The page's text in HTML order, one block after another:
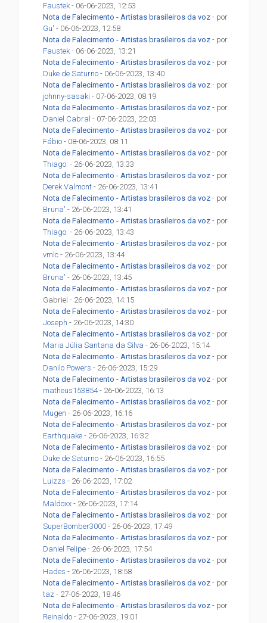
Faustek- 06-06-2023, 12:53
Nota de Falecimento - Artistas brasileiros da voz - por
Gu' - 06-06-2023, 12:58
Nota de Falecimento - Artistas brasileiros da voz - por
Faustek- 06-06-2023, 13:21
Nota de Falecimento - Artistas brasileiros da voz - por
Duke de Saturno - 06-06-2023, 13:40
Nota de Falecimento - Artistas brasileiros da voz - por
johnny-sasaki - 07-06-2023, 08:19
Nota de Falecimento - Artistas brasileiros da voz - por
Daniel Cabral - 07-06-2023, 22:03
Nota de Falecimento - Artistas brasileiros da voz - por
Fábio - 08-06-2023, 08:11
Nota de Falecimento - Artistas brasileiros da voz - por
Thiago. - 26-06-2023, 13:33
Nota de Falecimento - Artistas brasileiros da voz - por
Derek Valmont - 26-06-2023, 13:41
Nota de Falecimento - Artistas brasileiros da voz - por
Bruna' - 26-06-2023, 13:41
Nota de Falecimento - Artistas brasileiros da voz - por
Thiago. - 26-06-2023, 13:43
Nota de Falecimento - Artistas brasileiros da voz - por
vmlc - 26-06-2023, 13:44
Nota de Falecimento - Artistas brasileiros da voz - por
Bruna' - 26-06-2023, 13:45
Nota de Falecimento - Artistas brasileiros da voz - por
Gabriel - 26-06-2023, 14:15
Nota de Falecimento - Artistas brasileiros da voz - por
Joseph - 26-06-2023, 14:30
Nota de Falecimento - Artistas brasileiros da voz - por
Maria Júlia Santana da Silva - 26-06-2023, 15:14
Nota de Falecimento - Artistas brasileiros da voz - por
Danilo Powers - 26-06-2023, 15:29
Nota de Falecimento - Artistas brasileiros da voz - por
matheus153854- 26-06-2023, 16:13
Nota de Falecimento - Artistas brasileiros da voz - por
Mugen - 26-06-2023, 16:16
Nota de Falecimento - Artistas brasileiros da voz - por
Earthquake - 26-06-2023, 16:32
Nota de Falecimento - Artistas brasileiros da voz - por
Duke de Saturno - 26-06-2023, 16:55
Nota de Falecimento - Artistas brasileiros da voz - por
Luizzs - 26-06-2023, 17:02
Nota de Falecimento - Artistas brasileiros da voz - por
Maldoxx - 26-06-2023, 17:14
Nota de Falecimento - Artistas brasileiros da voz - por
SuperBomber3000 - 26-06-2023, 17:49
Nota de Falecimento - Artistas brasileiros da voz - por
Daniel Felipe - 26-06-2023, 17:54
Nota de Falecimento - Artistas brasileiros da voz - por
Hades - 26-06-2023, 18:58
Nota de Falecimento - Artistas brasileiros da voz - por
taz - 27-06-2023, 18:46
Nota de Falecimento - Artistas brasileiros da voz - por
Reinaldo - 27-06-2023, 19:01